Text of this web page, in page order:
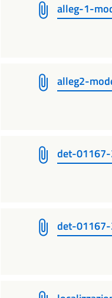
alleg-1-
alleg2-
det-
det-